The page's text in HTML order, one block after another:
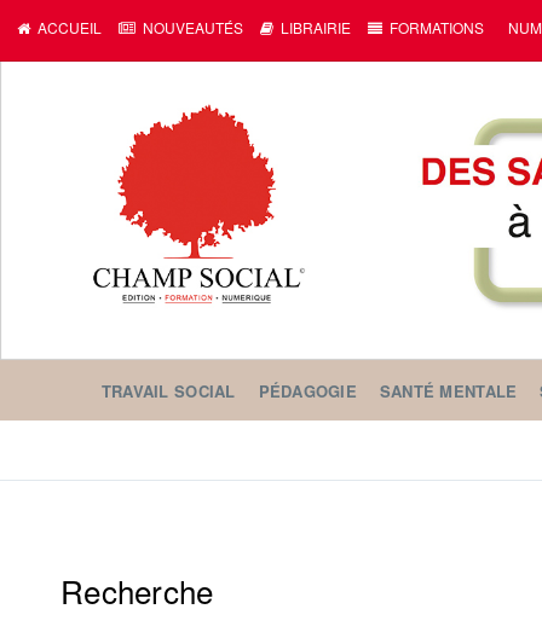
ACCUEIL NOUVEAUTÉS LIBRAIRIE FORMATIONS
TRAVAIL SOCIAL PÉDAGOGIE SANTÉ MENTALE
Recherche